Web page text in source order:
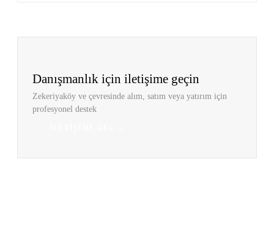
Danışmanlık için iletişime geçin
Zekeriyaköy ve çevresinde alım, satım veya yatırım için
profesyonel destek